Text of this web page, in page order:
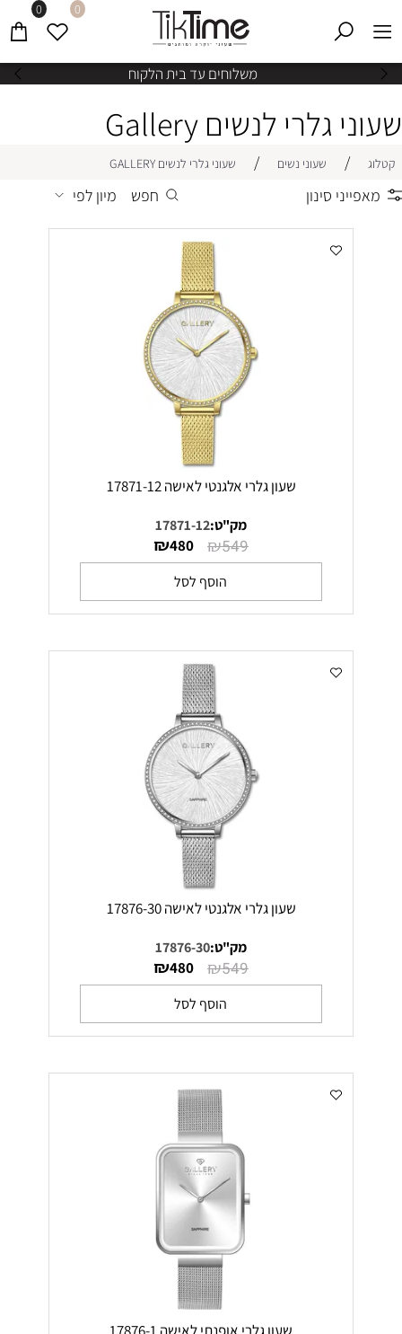
משלוחים עד בית הלקוח
0 0
שעוני גלרי לנשים Gallery
קטלוג / שעוני נשים / שעוני גלרי לנשים GALLERY
מאפייני סינון חפש מיון לפי
שעון גלרי אלגנטי לאישה 17871-12
מק"ט:17871-12
₪549
₪480
הוסף לסל
שעון גלרי אלגנטי לאישה 17876-30
מק"ט:17876-30
₪549
₪480
הוסף לסל